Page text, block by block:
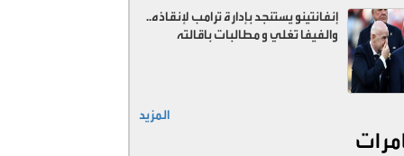
إنفانتينو يستنجد بإدارة ترامب لإنقاذه..
والفيفا تغلي و مطالبات باقالته
المزيد